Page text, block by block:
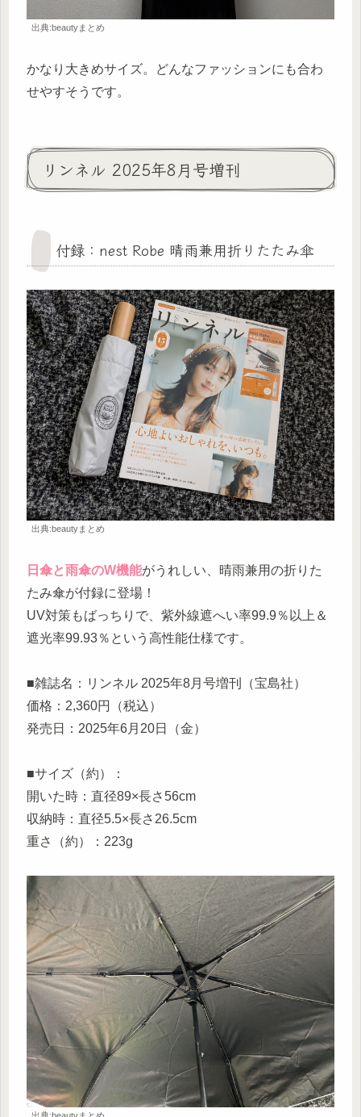
出典:beautyまとめ
かなり大きめサイズ。どんなファッションにも合わ
せやすそうです。
リンネル 2025年8月号増刊
付録：nest Robe 晴雨兼用折りたたみ傘
出典:beautyまとめ
日傘と雨傘のW機能がうれしい、晴雨兼用の折りた
たみ傘が付録に登場！
UV対策もばっちりで、紫外線遮へい率99.9％以上＆
遮光率99.93％という高性能仕様です。
■雑誌名：リンネル 2025年8月号増刊（宝島社）
価格：2,360円（税込）
発売日：2025年6月20日（金）
■サイズ（約）：
開いた時：直径89×長さ56cm
収納時：直径5.5×長さ26.5cm
重さ（約）：223g